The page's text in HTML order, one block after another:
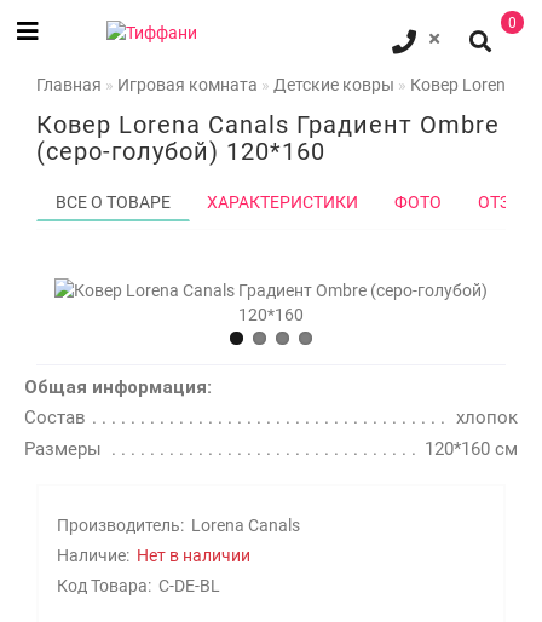
0
Главная Игровая комната Детские ковры Ковер Lorena
Ковер Lorena Canals Градиент Ombre
(серо-голубой) 120*160
ВСЕ О ТОВАРЕ ХАРАКТЕРИСТИКИ ФОТО
Общая информация:
Состав
хлопок
Размеры
120*160 см
Производитель: Lorena Canals
Наличие: Нет в наличии
Код Товара: C-DE-BL